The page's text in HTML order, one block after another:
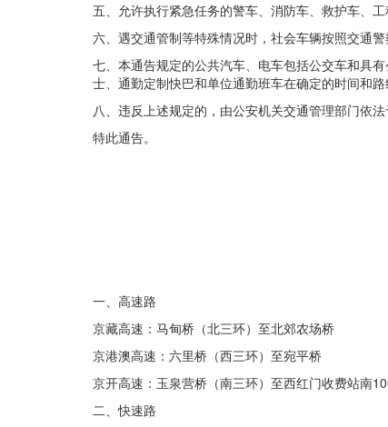
五、允许执行紧急任务的警车、消防车、救护车、工
六、遇交通管制等特殊情况时，社会车辆按照交通
七、本通告规定的公共汽车、电车包括公交车和具
士、通勤定制快巴和单位通勤班车在确定的时间和路
八、违反上述规定的，由公安机关交通管理部门依法
特此通告。
一、高速路
京藏高速：马甸桥（北三环）至北郊农场桥
京港澳高速：六里桥（西三环）至宛平桥
京开高速：玉泉营桥（南三环）至西红门收费站南
二、快速路